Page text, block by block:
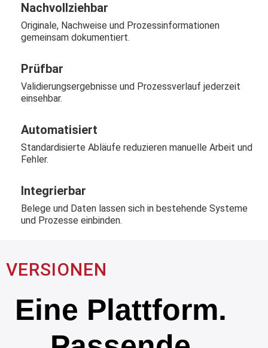
Nachvollziehbar
Originale, Nachweise und Prozessinformationen
gemeinsam dokumentiert.
Prüfbar
Validierungsergebnisse und Prozessverlauf jederzeit
einsehbar.
Automatisiert
Standardisierte Abläufe reduzieren manuelle Arbeit und
Fehler.
Integrierbar
Belege und Daten lassen sich in bestehende Systeme
und Prozesse einbinden.
VERSIONEN
Eine Plattform.